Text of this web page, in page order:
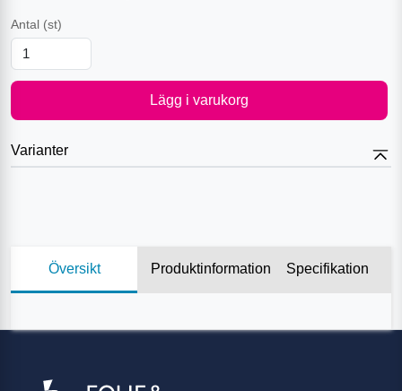
Antal (st)
Lägg i varukorg
Varianter
Översikt Produktinformation Specifikation